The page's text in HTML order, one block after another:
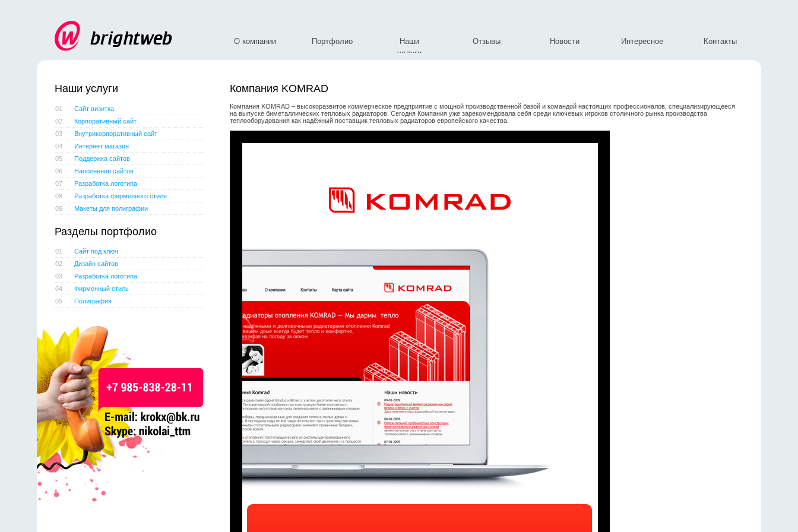
О компании Портфолио
Наши
услуги
Отзывы Новости Интересное Контакты
Компания KOMRAD
Компания KOMRAD – высокоразвитое коммерческое предприятие с мощной производственной базой и командой настоящих профессионалов, специализирующееся
на выпуске биметаллических тепловых радиаторов. Сегодня Компания уже зарекомендовала себя среди ключевых игроков столичного рынка производства
теплооборудования как надёжный поставщик тепловых радиаторов европейского качества.
Наши услуги
01
Сайт визитка
02
Корпоративный сайт
03
Внутрикорпоративный сайт
04
Интернет магазин
05
Поддержка сайтов
06
Наполнение сайтов
07
Разработка логотипа
08
Разработка фирменного стиля
09
Макеты для полиграфии
Разделы портфолио
01
Сайт под ключ
02
Дизайн сайтов
03
Разработка логотипа
04
Фирменный стиль
05
Полиграфия